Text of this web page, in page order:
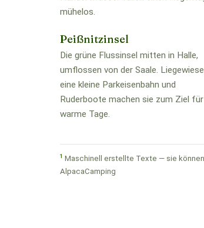
mühelos.
Peißnitzinsel
Die grüne Flussinsel mitten in Halle,
umflossen von der Saale.
eine kleine Parkeisenbahn und
Ruderboote machen sie zum Ziel für
warme Tage.
1 Maschinell erstellte Texte — sie
AlpacaCamping